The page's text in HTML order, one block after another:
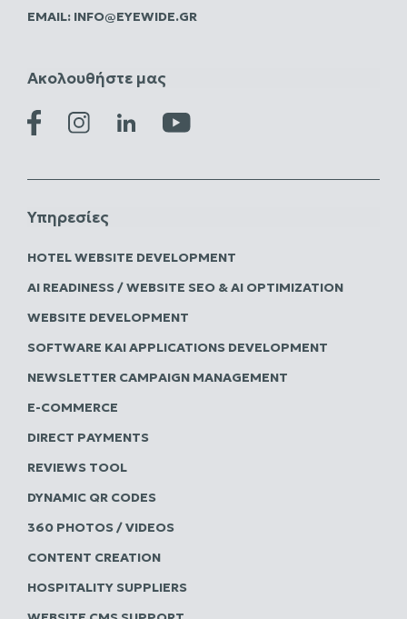
EMAIL: INFO@EYEWIDE.GR
Ακολουθήστε μας
Υπηρεσίες
HOTEL WEBSITE DEVELOPMENT
AI READINESS / WEBSITE SEO & AI OPTIMIZATION
WEBSITE DEVELOPMENT
SOFTWARE ΚΑΙ APPLICATIONS DEVELOPMENT
NEWSLETTER CAMPAIGN MANAGEMENT
E-COMMERCE
DIRECT PAYMENTS
REVIEWS TOOL
DYNAMIC QR CODES
360 PHOTOS / VIDEOS
CONTENT CREATION
HOSPITALITY SUPPLIERS